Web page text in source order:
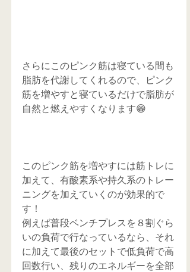
さらにこのピンク筋は寝ている間も
脂肪を代謝してくれるので、ピンク
筋を増やすと寝ているだけで脂肪が
自然と燃えやすくなります😁
このピンク筋を増やすには筋トレに
加えて、有酸素系や持久系のトレー
ニングを加えていくのが効果的で
す！
例えば普段ベンチプレスを８割ぐら
いの負荷で行なっているなら、それ
に加えて最後のセットで低負荷で高
回数行い、残りのエネルギーを全部